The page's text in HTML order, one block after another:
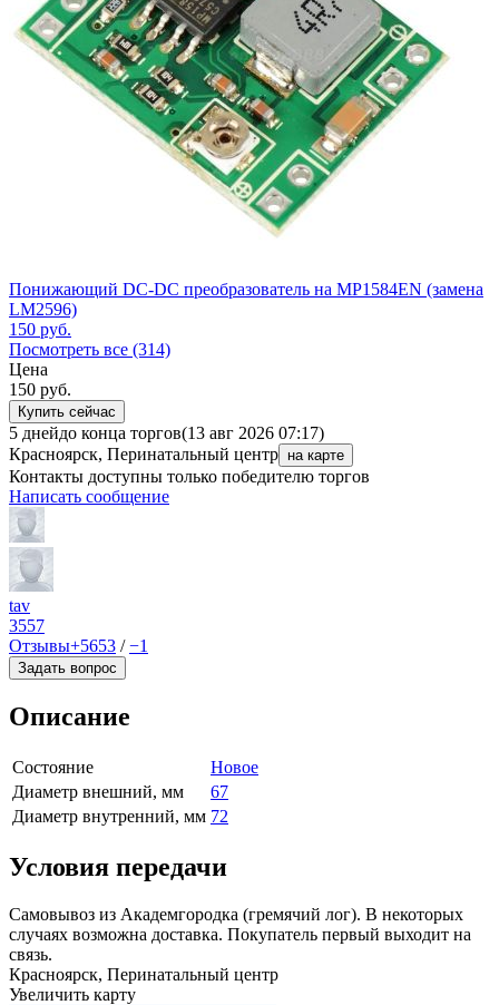
Понижающий DC-DC преобразователь на MP1584EN (замена
LM2596)
150 руб.
Посмотреть все (314)
Цена
150 руб.
Купить сейчас
5 днейдо конца торгов(13 авг 2026 07:17)
Красноярск, Перинатальный центр на карте
Контакты доступны только победителю торгов
Написать сообщение
tav
3557
Отзывы+5653 /−1
Задать вопрос
Описание
Состояние
Новое
Диаметр внешний, мм
67
Диаметр внутренний, мм 72
Условия передачи
Самовывоз из Академгородка (гремячий лог). В некоторых
случаях возможна доставка. Покупатель первый выходит на
связь.
Красноярск, Перинатальный центр
Увеличить карту